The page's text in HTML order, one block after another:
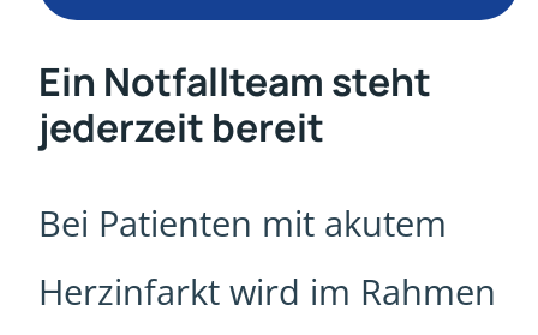
Ein Notfallteam steht
jederzeit bereit
Bei Patienten mit akutem
Herzinfarkt wird im Rahmen